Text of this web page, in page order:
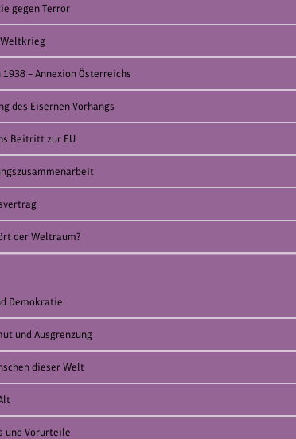
gegen Terror
Weltkrieg
1938 – Annexion Österreichs
des Eisernen Vorhangs
Beitritt zur EU
der Weltraum?
Demokratie
und Ausgrenzung
dieser Welt
und Vorurteile